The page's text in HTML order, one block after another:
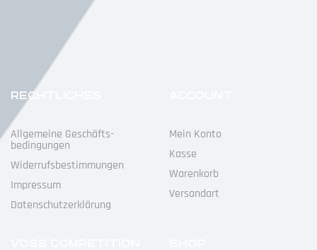
RECHTLICHES
Allgemeine Geschäfts­
Bedingungen
Widerrufs­bestimmungen
Impressum
Datenschutz­erklärung
Mein Konto
Kasse
Warenkorb
Versandart